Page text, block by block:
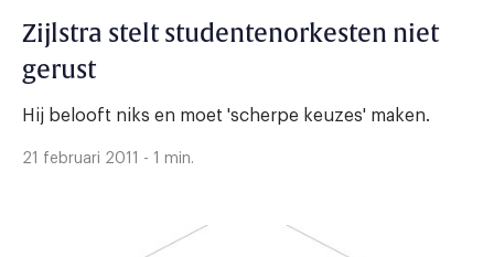
Zijlstra stelt studentenorkesten niet
gerust
Hij belooft niks en moet 'scherpe keuzes' maken.
21 februari 2011 - 1 min.